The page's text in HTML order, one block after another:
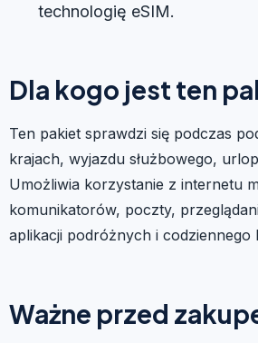
technologię eSIM.
Dla kogo jest ten
Ten pakiet sprawdzi się podczas
krajach, wyjazdu służbowego,
Umożliwia korzystanie z internetu
komunikatorów, poczty,
aplikacji podróżnych i codziennego
Ważne przed